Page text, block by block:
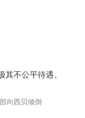
不公平待遇。
向西贝倾倒